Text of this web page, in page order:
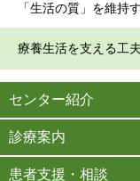
「生活の質」を維持
療養生活を支える工
センター紹介
診療案内
患者支援・相談